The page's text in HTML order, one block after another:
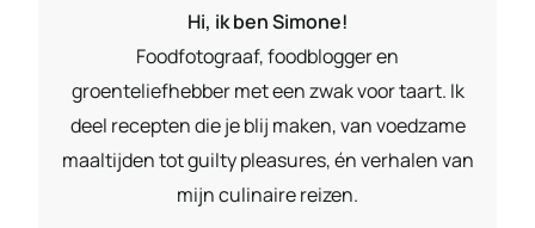
Hi, ik ben Simone!
Foodfotograaf, foodblogger en
groenteliefhebber met een zwak voor taart. Ik
deel recepten die je blij maken, van voedzame
maaltijden tot guilty pleasures, én verhalen van
mijn culinaire reizen.